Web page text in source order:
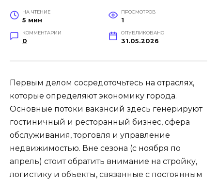
НА ЧТЕНИЕ
5 мин
ПРОСМОТРОВ
1
КОММЕНТАРИИ
0
ОПУБЛИКОВАНО
31.05.2026
Первым делом сосредоточьтесь на отраслях,
которые определяют экономику города.
Основные потоки вакансий здесь генерируют
гостиничный и ресторанный бизнес, сфера
обслуживания, торговля и управление
недвижимостью. Вне сезона (с ноября по
апрель) стоит обратить внимание на стройку,
логистику и объекты, связанные с постоянным